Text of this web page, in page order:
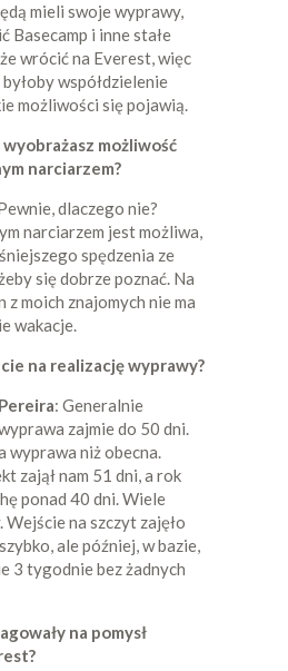
mieli swoje wyprawy,
Basecamp i inne stałe
wrócić na Everest, więc
współdzielenie
możliwości się pojawią.
możliwość
narciarzem?
dlaczego nie?
narciarzem jest możliwa,
spędzenia ze
się dobrze poznać. Na
z moich znajomych nie ma
wakacje.
na realizację wyprawy?
: Generalnie
zajmie do 50 dni.
wyprawa niż obecna.
zajął nam 51 dni, a rok
ponad 40 dni. Wiele
Wejście na szczyt zajęło
ale później, w bazie,
3 tygodnie bez żadnych
na pomysł